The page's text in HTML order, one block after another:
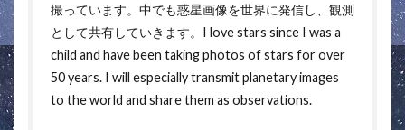
撮っています。中でも惑星画像を世界に発信し、観測
として共有していきます。I love stars since I was a
child and have been taking photos of stars for over
50 years. I will especially transmit planetary images
to the world and share them as observations.